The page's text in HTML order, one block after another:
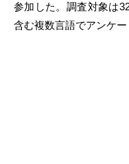
参加した。調査対象は
含む複数言語でアンケー